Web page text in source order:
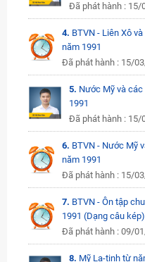
Đã phát hành : 15/
4. BTVN - Liên Xô
năm 1991
Đã phát hành : 15/
5. Nước Mỹ và
1991
Đã phát hành : 15/
6. BTVN - Nước Mỹ
năm 1991
Đã phát hành : 15/
7. BTVN - Ôn tập
1991 (Dạng câu kép)
Đã phát hành : 09/
8. Mỹ La-tinh từ